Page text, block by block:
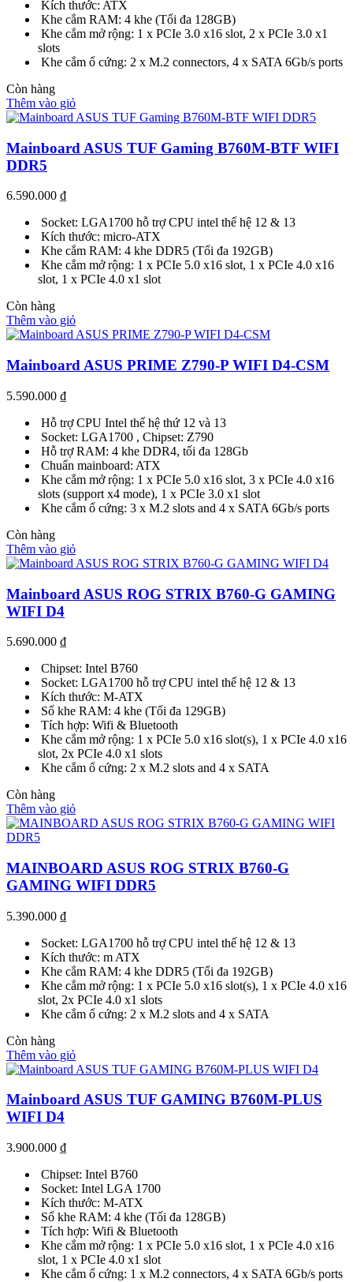
Kích thước: ATX
Khe cắm RAM: 4 khe (Tối đa 128GB)
Khe cắm mở rộng: 1 x PCIe 3.0 x16 slot, 2 x PCIe 3.0 x1
slots
Khe cắm ổ cứng: 2 x M.2 connectors, 4 x SATA 6Gb/s ports
Còn hàng
Thêm vào giỏ
Mainboard ASUS TUF Gaming B760M-BTF WIFI
DDR5
6.590.000 ₫
Socket: LGA1700 hỗ trợ CPU intel thế hệ 12 & 13
Kích thước: micro-ATX
Khe cắm RAM: 4 khe DDR5 (Tối đa 192GB)
Khe cắm mở rộng: 1 x PCIe 5.0 x16 slot, 1 x PCIe 4.0 x16
slot, 1 x PCIe 4.0 x1 slot
Còn hàng
Thêm vào giỏ
Mainboard ASUS PRIME Z790-P WIFI D4-CSM
5.590.000 ₫
Hỗ trợ CPU Intel thế hệ thứ 12 và 13
Socket: LGA1700 , Chipset: Z790
Hỗ trợ RAM: 4 khe DDR4, tối đa 128Gb
Chuẩn mainboard: ATX
Khe cắm mở rộng: 1 x PCIe 5.0 x16 slot, 3 x PCIe 4.0 x16
slots (support x4 mode), 1 x PCIe 3.0 x1 slot
Khe cắm ổ cứng: 3 x M.2 slots and 4 x SATA 6Gb/s ports
Còn hàng
Thêm vào giỏ
Mainboard ASUS ROG STRIX B760-G GAMING
WIFI D4
5.690.000 ₫
Chipset: Intel B760
Socket: LGA1700 hỗ trợ CPU intel thế hệ 12 & 13
Kích thước: M-ATX
Số khe RAM: 4 khe (Tối đa 129GB)
Tích hợp: Wifi & Bluetooth
Khe cắm mở rộng: 1 x PCIe 5.0 x16 slot(s), 1 x PCIe 4.0 x16
slot, 2x PCIe 4.0 x1 slots
Khe cắm ổ cứng: 2 x M.2 slots and 4 x SATA
Còn hàng
Thêm vào giỏ
MAINBOARD ASUS ROG STRIX B760-G
GAMING WIFI DDR5
5.390.000 ₫
Socket: LGA1700 hỗ trợ CPU intel thế hệ 12 & 13
Kích thước: m ATX
Khe cắm RAM: 4 khe DDR5 (Tối đa 192GB)
Khe cắm mở rộng: 1 x PCIe 5.0 x16 slot(s), 1 x PCIe 4.0 x16
slot, 2x PCIe 4.0 x1 slots
Khe cắm ổ cứng: 2 x M.2 slots and 4 x SATA
Còn hàng
Thêm vào giỏ
Mainboard ASUS TUF GAMING B760M-PLUS
WIFI D4
3.900.000 ₫
Chipset: Intel B760
Socket: Intel LGA 1700
Kích thước: M-ATX
Số khe RAM: 4 khe (Tối đa 128GB)
Tích hợp: Wifi & Bluetooth
Khe cắm mở rộng: 1 x PCIe 5.0 x16 slot, 1 x PCIe 4.0 x16
slot, 1 x PCIe 4.0 x1 slot
Khe cắm ổ cứng: 1 x M.2 connectors, 4 x SATA 6Gb/s ports